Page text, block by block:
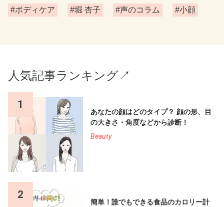
#ボディケア #堀 杏子 #声のコラム #小顔
人気記事ランキング↗︎
1
あなたの顔はどのタイプ？ 顔の形、目
の大きさ・角度などから診断！
Beauty
2
簡単！誰でもできる食品のカロリー計